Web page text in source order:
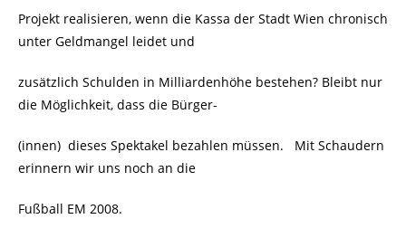
Projekt realisieren, wenn die Kassa der Stadt Wien chronisch
unter Geldmangel leidet und
zusätzlich Schulden in Milliardenhöhe bestehen? Bleibt nur
die Möglichkeit, dass die Bürger-
(innen) dieses Spektakel bezahlen müssen. Mit Schaudern
erinnern wir uns noch an die
Fußball EM 2008.